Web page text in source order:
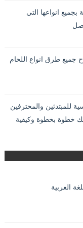
انواعها التي
جميع طرق انواع اللحام
للمبتدئين والمحترفين
خطوة بخطوة وكيفية
العربية